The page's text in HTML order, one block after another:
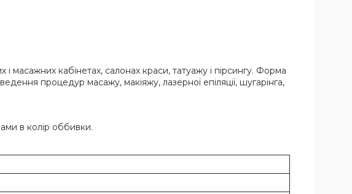
і масажних кабінетах, салонах краси, татуажу і пірсингу. Форма
процедур масажу, макіяжу, лазерної епіляції, шугарінга,
в колір оббивки.